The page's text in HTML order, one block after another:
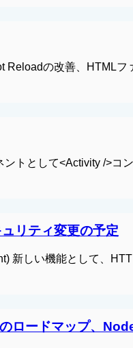
Reloadの改善、HTMLフ
トとして<Activity />コ
リティ変更の予定
新しい機能として、
ロードマップ、